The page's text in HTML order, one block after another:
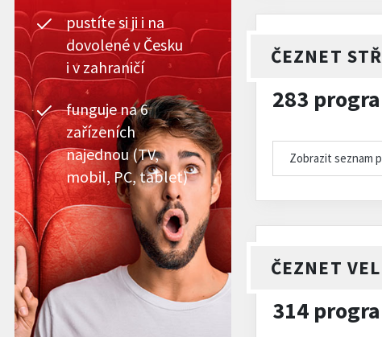
pustíte si ji i na
dovolené v Česku
i v zahraničí
funguje na 6
zařízeních
najednou (TV,
mobil, PC, tablet)
ČEZNET
283
Zobrazit seznam
ČEZNET
314